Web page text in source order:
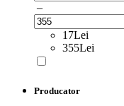
–
17Lei
355Lei
Producator